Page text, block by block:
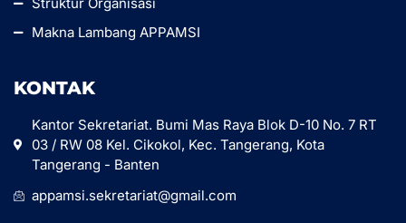
Struktur Organisasi
Makna Lambang APPAMSI
KONTAK
Kantor Sekretariat. Bumi Mas Raya Blok D-10 No. 7 RT
03 / RW 08 Kel. Cikokol, Kec. Tangerang, Kota
Tangerang - Banten
appamsi.sekretariat@gmail.com